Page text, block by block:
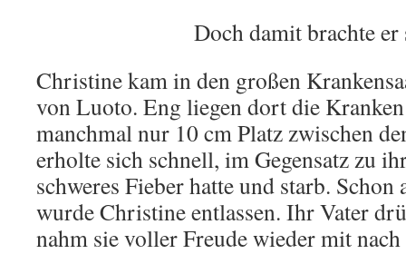
Doch damit brachte
Christine kam in den großen
von Luoto. Eng liegen dort die
manchmal nur 10 cm Platz zwischen
erholte sich schnell, im Gegensatz zu
schweres Fieber hatte und starb. Schon
wurde Christine entlassen. Ihr Vater
nahm sie voller Freude wieder mit nach